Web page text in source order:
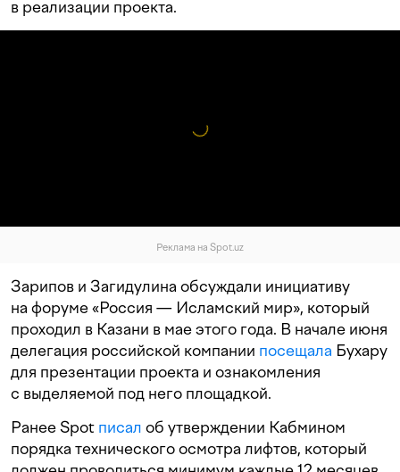
в реализации проекта.
Реклама на Spot.uz
Зарипов и Загидулина обсуждали инициативу
на форуме «Россия — Исламский мир», который
проходил в Казани в мае этого года. В начале июня
делегация российской компании посещала Бухару
для презентации проекта и ознакомления
с выделяемой под него площадкой.
Ранее Spot писал об утверждении Кабмином
порядка технического осмотра лифтов, который